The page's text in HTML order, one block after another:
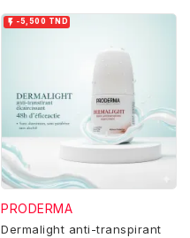
 -5,500 TND
PRODERMA
Dermalight anti-transpirant